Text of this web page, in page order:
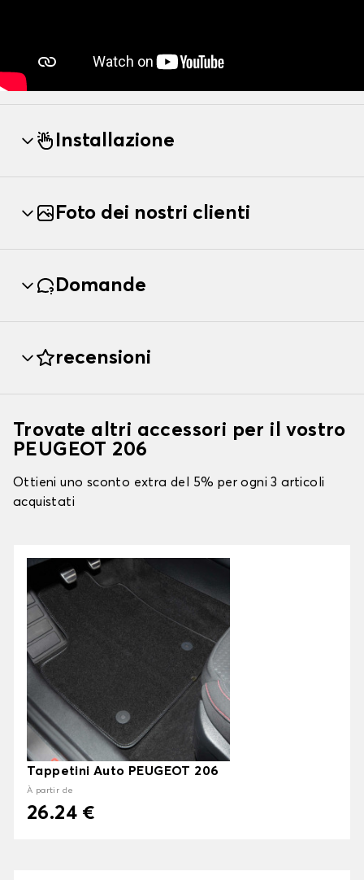
Installazione
Foto dei nostri clienti
Domande
recensioni
Trovate altri accessori per il vostro
PEUGEOT 206
Ottieni uno sconto extra del 5% per ogni 3 articoli
acquistati
Tappetini Auto PEUGEOT 206
À partir de
26.24 €